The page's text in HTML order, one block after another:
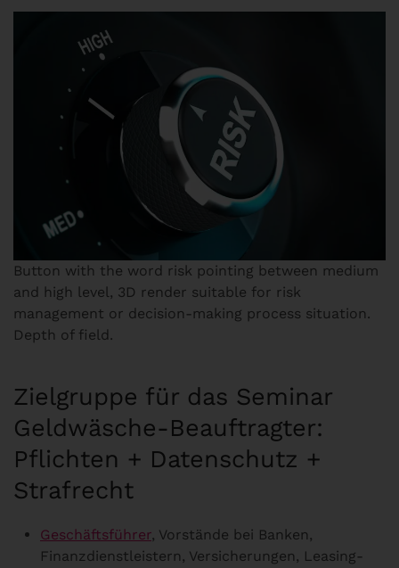
Button with the word risk pointing between medium
and high level, 3D render suitable for risk
management or decision-making process situation.
Depth of field.
Zielgruppe für das Seminar
Geldwäsche-Beauftragter:
Pflichten + Datenschutz +
Strafrecht
Geschäftsführer, Vorstände bei Banken,
Finanzdienstleistern, Versicherungen, Leasing-